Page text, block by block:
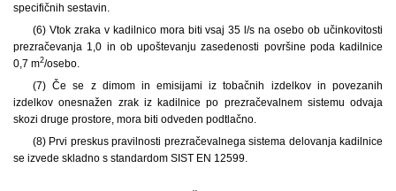
specifičnih sestavin.
(6) Vtok zraka v kadilnico mora biti vsaj 35 l/s na osebo ob učinkovitosti
prezračevanja 1,0 in ob upoštevanju zasedenosti površine poda kadilnice
0,7 m2/osebo.
(7) Če se z dimom in emisijami iz tobačnih izdelkov in povezanih
izdelkov onesnažen zrak iz kadilnice po prezračevalnem sistemu odvaja
skozi druge prostore, mora biti odveden podtlačno.
(8) Prvi preskus pravilnosti prezračevalnega sistema delovanja kadilnice
se izvede skladno s standardom SIST EN 12599.